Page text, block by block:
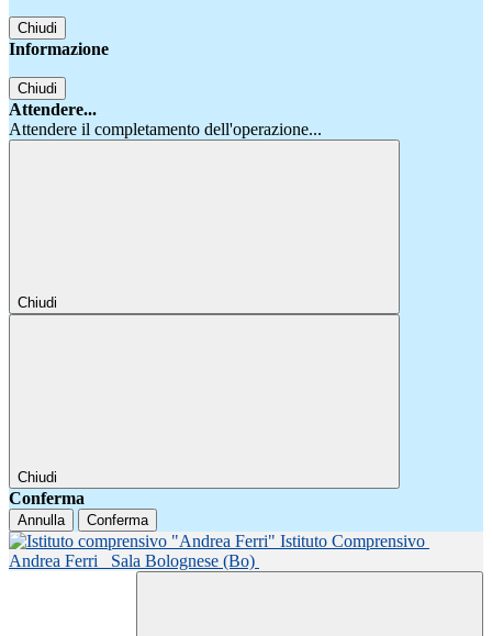
Chiudi
Informazione
Chiudi
Attendere...
Attendere il completamento dell'operazione...
Chiudi
Chiudi
Conferma
Annulla Conferma
Istituto Comprensivo
Andrea Ferri
Sala Bolognese (Bo)